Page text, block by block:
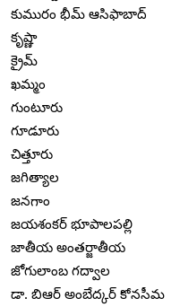
కుమురం భీమ్ ఆసిఫాబాద్
కృష్ణా
క్రైమ్
ఖమ్మం
గుంటూరు
గూడూరు
చిత్తూరు
జగిత్యాల
జనగాం
జయశంకర్ భూపాలపల్లి
జాతీయ అంతర్జాతీయ
జోగులాంబ గద్వాల
డా. బిఆర్ అంబేద్కర్ కోనసీమ